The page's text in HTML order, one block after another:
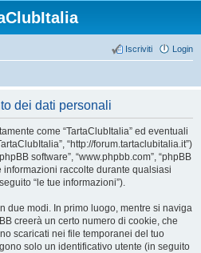
Login
Iscriviti
dei dati personali
come “TartaClubItalia” ed eventuali
“http://forum.tartaclubitalia.it”)
software”, “www.phpbb.com”, “phpBB
informazioni raccolte durante qualsiasi
“le tue informazioni”).
due modi. In primo luogo, mentre si naviga
creerà un certo numero di cookie, che
scaricati nei file temporanei del tuo
solo un identificativo utente (in seguito